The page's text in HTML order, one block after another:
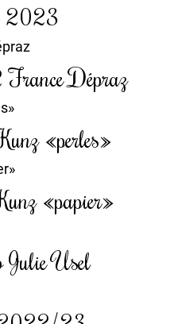
2023
Dépraz
«perles»
«papier»
Julie Usel